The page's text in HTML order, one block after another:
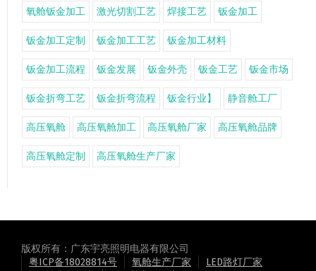
氧舱钣金加工 激光切割工艺 焊接工艺 钣金加工
钣金加工定制 钣金加工工艺 钣金加工材料
钣金加工流程 钣金发展 钣金外壳 钣金工艺 钣金市场
钣金折弯工艺 钣金折弯流程 钣金行业】 静音舱工厂
高压氧舱 高压氧舱加工 高压氧舱厂家 高压氧舱品牌
高压氧舱定制 高压氧舱生产厂家
版权所有：广东宇亮照明电器有限公司
粤ICP备18028814号
氧舱生产厂家
LED路灯厂家